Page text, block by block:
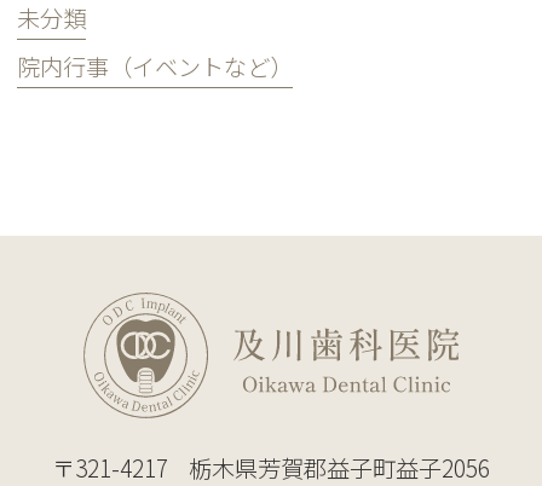
未分類
院内行事（イベントなど）
〒321-4217 栃木県芳賀郡益子町益子2056